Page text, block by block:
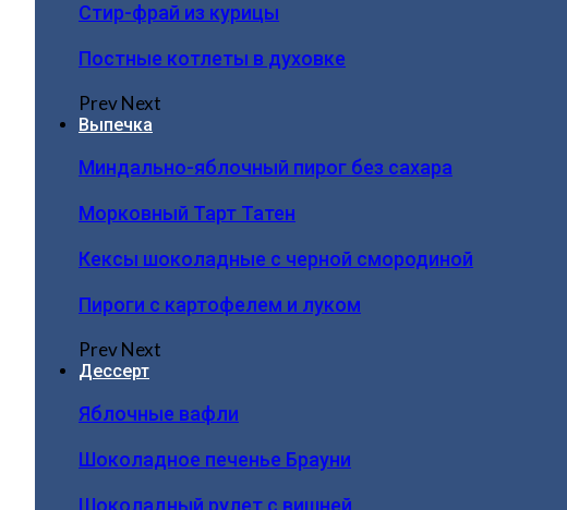
Стир-фрай из курицы
Постные котлеты в духовке
PrevNext
Выпечка
Миндально-яблочный пирог без сахара
Морковный Тарт Татен
Кексы шоколадные с черной смородиной
Пироги c картофелем и луком
PrevNext
Дессерт
Яблочные вафли
Шоколадное печенье Брауни
Шоколадный рулет с вишней